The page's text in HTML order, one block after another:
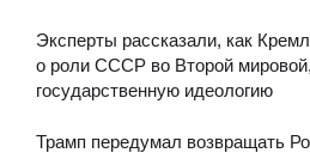
Эксперты рассказали, как
о роли СССР во Второй
государственную идеологию
Трамп передумал возвращать